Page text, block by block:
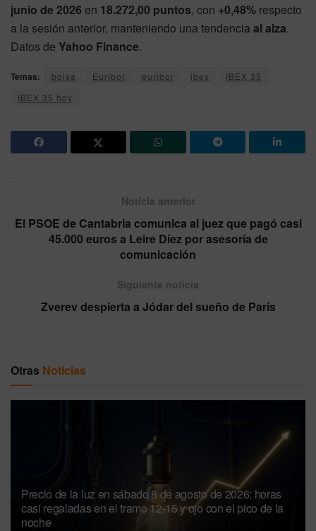
junio de 2026 en 18.272,00 puntos, con +0,48% respecto
a la sesión anterior, manteniendo una tendencia al alza.
Datos de Yahoo Finance.
Temas: bolsa Euríbor euribor ibex
IBEX 35
IBEX 35 hoy
Noticia anterior
El PSOE de Cantabria comunica al juez que pagó casi
45.000 euros a Leire Díez por asesoría de
comunicación
Siguiente noticia
Zverev despierta a Jódar del sueño de París
Otras Noticias
Precio de la luz en sábado 8 de agosto de 2026: horas
casi regaladas en el tramo 12-15 y ojo con el pico de la
noche